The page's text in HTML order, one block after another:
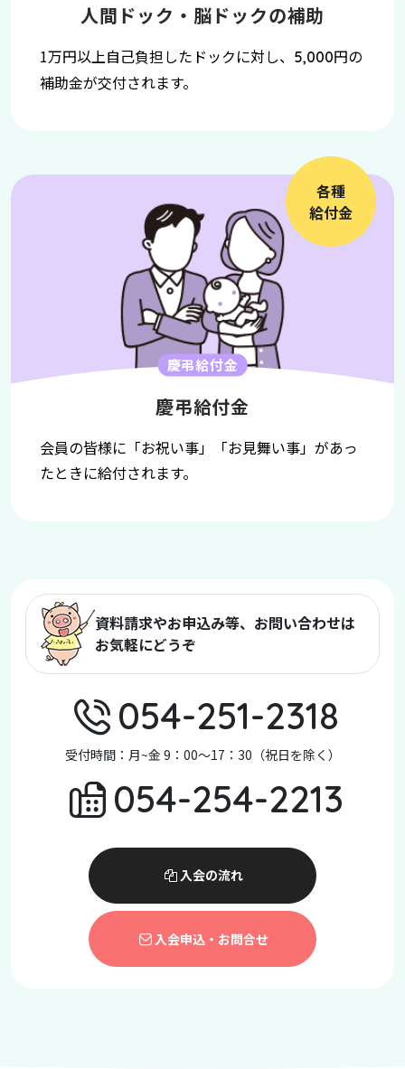
人間ドック・脳ドックの補助
1万円以上自己負担したドックに対し、 5,000円の
補助金が交付されます。
各種
給付金
慶弔給付金
慶弔給付金
会員の皆様に「お祝い事」「お見舞い事」があっ
たときに給付されます。
資料請求やお申込み等、お問い合わせは
お気軽にどうぞ
054-251-2318
受付時間：月~金 9：00～17：30（祝日を除く）
054-254-2213
入会の流れ
入会申込・お問合せ